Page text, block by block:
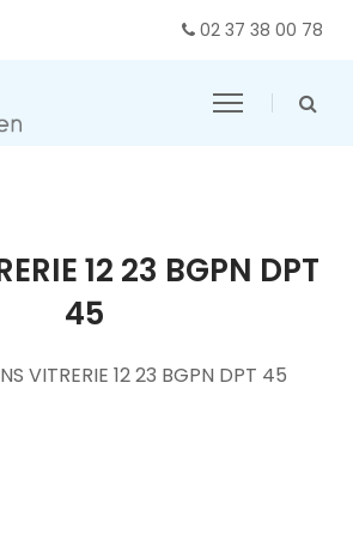
02 37 38 00 78
12 23 BGPN DPT
45
VITRERIE 12 23 BGPN DPT 45